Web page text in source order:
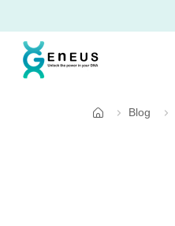
หน้าแรก
Blog